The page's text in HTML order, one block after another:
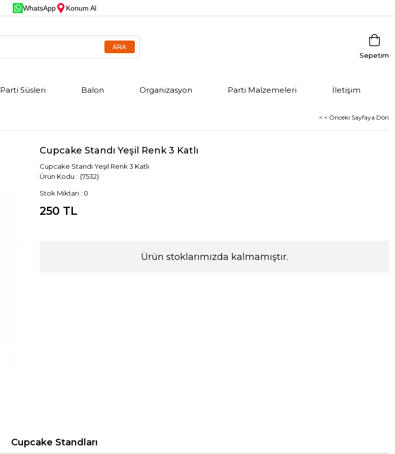
WhatsApp Konum Al
Sepetim
Parti Süsleri Balon Organizasyon Parti Malzemeleri İletişim
< < Önceki Sayfaya Dön
Cupcake Standı Yeşil Renk 3 Katlı
Cupcake Standı Yeşil Renk 3 Katlı
(7532)
Stok Miktarı : 0
250 TL
Ürün stoklarımızda kalmamıştır.
Cupcake Standları